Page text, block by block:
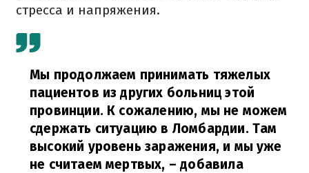
стресса и напряжения.
Мы продолжаем принимать тяжелых
пациентов из других больниц этой
провинции. К сожалению, мы не можем
сдержать ситуацию в Ломбардии. Там
высокий уровень заражения, и мы уже
не считаем мертвых, – добавила